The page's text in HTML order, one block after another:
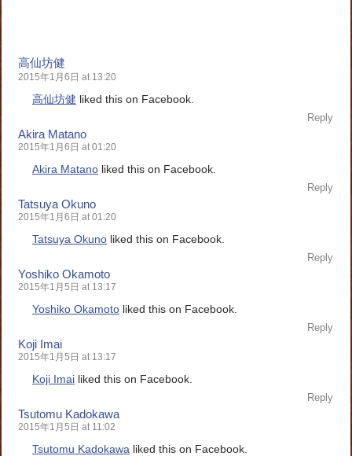
高仙坊健
2015年1月6日 at 13:20
高仙坊健 liked this on Facebook.
Reply
Akira Matano
2015年1月6日 at 01:20
Akira Matano liked this on Facebook.
Reply
Tatsuya Okuno
2015年1月6日 at 01:20
Tatsuya Okuno liked this on Facebook.
Reply
Yoshiko Okamoto
2015年1月5日 at 13:17
Yoshiko Okamoto liked this on Facebook.
Reply
Koji Imai
2015年1月5日 at 13:17
Koji Imai liked this on Facebook.
Reply
Tsutomu Kadokawa
2015年1月5日 at 11:02
Tsutomu Kadokawa liked this on Facebook.